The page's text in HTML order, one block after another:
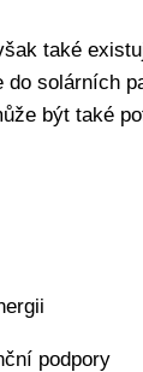
také
solárních
být také
podpory